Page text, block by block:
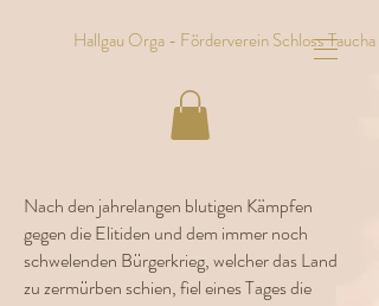
Hallgau Orga - Förderverein Schloss Taucha
Nach den jahrelangen blutigen Kämpfen
gegen die Elitiden und dem immer noch
schwelenden Bürgerkrieg, welcher das Land
zu zermürben schien, fiel eines Tages die